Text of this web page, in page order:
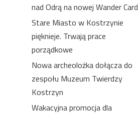
nad Odrą na nowej Wander Card
Stare Miasto w Kostrzynie
pięknieje. Trwają prace
porządkowe
Nowa archeolożka dołącza do
zespołu Muzeum Twierdzy
Kostrzyn
Wakacyjna promocja dla